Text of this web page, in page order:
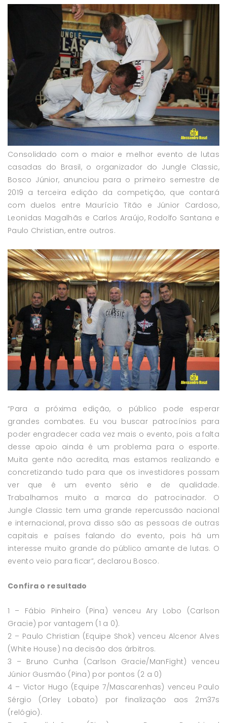
Consolidado com o maior e melhor evento de lutas
casadas do Brasil, o organizador do Jungle Classic,
Bosco Júnior, anunciou para o primeiro semestre de
2019 a terceira edição da competição, que contará
com duelos entre Maurício Titão e Júnior Cardoso,
Leonidas Magalhãs e Carlos Araújo, Rodolfo Santana e
Paulo Christian, entre outros.
“Para a próxima edição, o público pode esperar
grandes combates. Eu vou buscar patrocínios para
poder engradecer cada vez mais o evento, pois a falta
desse apoio ainda é um problema para o esporte.
Muita gente não acredita, mas estamos realizando e
concretizando tudo para que os investidores possam
ver que é um evento sério e de qualidade.
Trabalhamos muito a marca do patrocinador. O
Jungle Classic tem uma grande repercussão nacional
e internacional, prova disso são as pessoas de outras
capitais e países falando do evento, pois há um
interesse muito grande do público amante de lutas. O
evento veio para ficar”, declarou Bosco.
Confira o resultado
1 – Fábio Pinheiro (Pina) venceu Ary Lobo (Carlson
Gracie) por vantagem (1 a 0).
2 – Paulo Christian (Equipe Shok) venceu Alcenor Alves
(White House) na decisão dos árbitros.
3 – Bruno Cunha (Carlson Gracie/ManFight) venceu
Júnior Gusmão (Pina) por pontos (2 a 0)
4 – Victor Hugo (Equipe 7/Mascarenhas) venceu Paulo
Sérgio (Orley Lobato) por finalização aos 2m37s
(relógio).